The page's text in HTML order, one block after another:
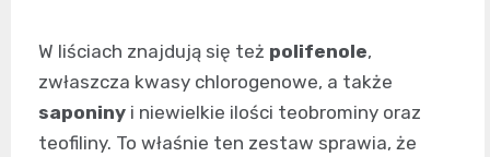
W liściach znajdują się też polifenole,
zwłaszcza kwasy chlorogenowe, a także
saponiny i niewielkie ilości teobrominy oraz
teofiliny. To właśnie ten zestaw sprawia, że